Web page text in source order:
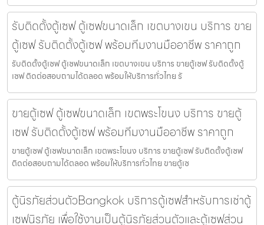
รับติดตั้งตู้เซฟ ตู้เซฟขนาดเล็ก เขตบางเขน บริการ ขาย
ตู้เซฟ รับติดตั้งตู้เซฟ พร้อมทีมงานมืออาชีพ ราคาถูก
รับติดตั้งตู้เซฟ ตู้เซฟขนาดเล็ก เขตบางเขน บริการ ขายตู้เซฟ รับติดตั้งตู้
เซฟ ติดต่อสอบถามได้ตลอด พร้อมให้บริการทั่วไทย รั
ขายตู้เซฟ ตู้เซฟขนาดเล็ก เขตพระโขนง บริการ ขายตู้
เซฟ รับติดตั้งตู้เซฟ พร้อมทีมงานมืออาชีพ ราคาถูก
ขายตู้เซฟ ตู้เซฟขนาดเล็ก เขตพระโขนง บริการ ขายตู้เซฟ รับติดตั้งตู้เซฟ
ติดต่อสอบถามได้ตลอด พร้อมให้บริการทั่วไทย ขายตู้เซ
ตู้นิรภัยส่วนตัวBangkok บริการตู้เซฟสำหรับการเช่าตู้
เซฟนิรภัย เพื่อใช้งานเป็นตู้นิรภัยส่วนตัวและตู้เซฟส่วน